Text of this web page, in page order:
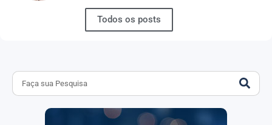
Todos os posts